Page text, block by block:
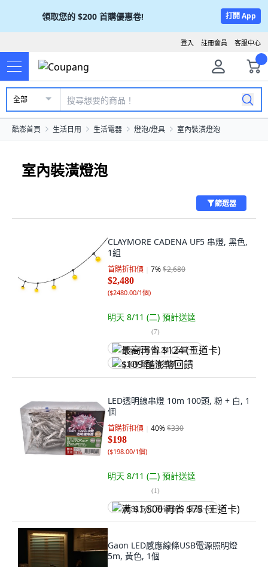
領取您的 $200 首購優惠卷! 打開 App
客服中心
註冊會員
登入
全部
酷澎首頁 生活日用 生活電器 燈泡/燈具 室內裝潢燈泡
室內裝潢燈泡
篩選器
CLAYMORE CADENA UF5 串燈, 黑色,
1組
首購折扣價 7%$2,680
$2,480
($2480.00/1個)
明天 8/11 (二) 預計送達
(7)
最高再省 $124 (王道卡)
$109 酷澎幣回饋
LED透明線串燈 10m 100頭, 粉 + 白, 1
個
首購折扣價 40%$330
$198
($198.00/1個)
明天 8/11 (二) 預計送達
(1)
满 $1,500 再省 $75 (王道卡)
Gaon LED感應線條USB電源照明燈
5m, 黃色, 1個